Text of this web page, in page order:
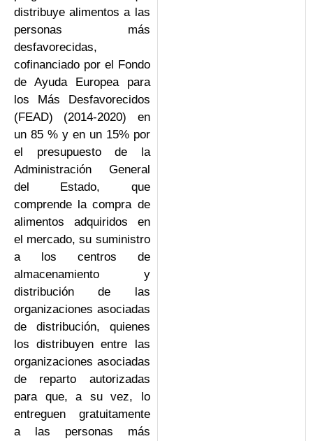
distribuye alimentos a las
personas más
desfavorecidas,
cofinanciado por el Fondo
de Ayuda Europea para
los Más Desfavorecidos
(FEAD) (2014-2020) en
un 85 % y en un 15% por
el presupuesto de la
Administración General
del Estado, que
comprende la compra de
alimentos adquiridos en
el mercado, su suministro
a los centros de
almacenamiento y
distribución de las
organizaciones asociadas
de distribución, quienes
los distribuyen entre las
organizaciones asociadas
de reparto autorizadas
para que, a su vez, lo
entreguen gratuitamente
a las personas más